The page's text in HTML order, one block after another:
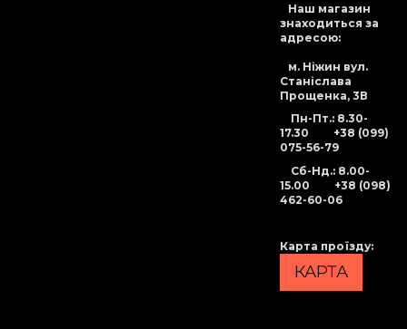
Наш магазин
знаходиться за
адресою:
м. Ніжин вул.
Станіслава
Прощенка, 3В
Пн-Пт.: 8.30-
17.30 +38 (099)
075-56-79
Сб-Нд.: 8.00-
15.00 +38 (098)
462-60-06
Карта проїзду:
КАРТА